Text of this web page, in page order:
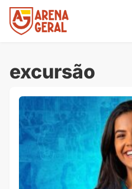
excursão